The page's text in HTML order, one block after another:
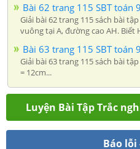
Bài 62 trang 115 SBT toán
Giải bài 62 trang 115 sách bài
vuông tại A, đường cao AH. Biết
Bài 63 trang 115 SBT toán
Giải bài 63 trang 115 sách bài
= 12cm...
Luyện Bài Tập Trắc
Báo lỗi